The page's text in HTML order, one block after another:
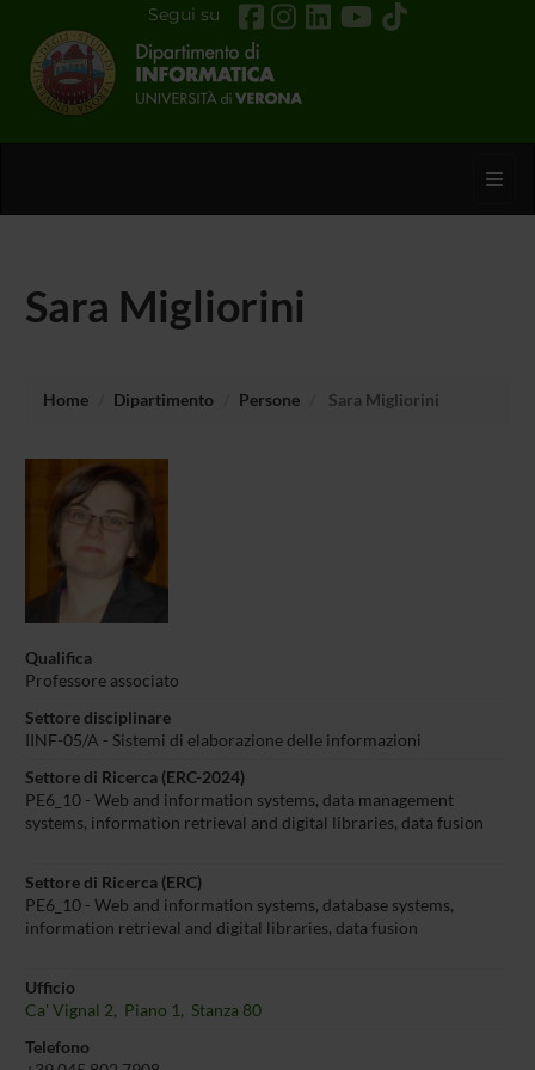
Segui su
Sara Migliorini
Home Dipartimento Persone Sara Migliorini
Qualifica
Professore associato
Settore disciplinare
IINF-05/A - Sistemi di elaborazione delle informazioni
Settore di Ricerca (ERC-2024)
PE6_10 - Web and information systems, data management
systems, information retrieval and digital libraries, data fusion
Settore di Ricerca (ERC)
PE6_10 - Web and information systems, database systems,
information retrieval and digital libraries, data fusion
Ufficio
Ca' Vignal 2, Piano 1, Stanza 80
Telefono